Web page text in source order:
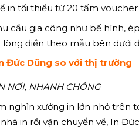
in tối thiểu từ 20 tấm
cầu gia công như bế hình,
lòng điền theo mẫu bên dưới
Đức Dũng so với thị trường
NƠI, NHANH CHÓNG
nghìn xưởng in lớn nhỏ trên
in rồi vận chuyển về, In